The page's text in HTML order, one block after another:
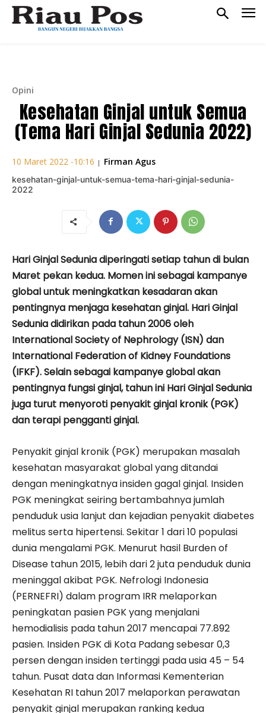
Opini
Kesehatan Ginjal untuk Semua
(Tema Hari Ginjal Sedunia 2022)
10 Maret 2022 -10:16 | Firman Agus
kesehatan-ginjal-untuk-semua-tema-hari-ginjal-sedunia-
2022
Hari Ginjal Sedunia diperingati setiap tahun di bulan
Maret pekan kedua. Momen ini sebagai kampanye
global untuk meningkatkan kesadaran akan
pentingnya menjaga kesehatan ginjal. Hari Ginjal
Sedunia didirikan pada tahun 2006 oleh
International Society of Nephrology (ISN) dan
International Federation of Kidney Foundations
(IFKF). Selain sebagai kampanye global akan
pentingnya fungsi ginjal, tahun ini Hari Ginjal Sedunia
juga turut menyoroti penyakit ginjal kronik (PGK)
dan terapi pengganti ginjal.
Penyakit ginjal kronik (PGK) merupakan masalah
kesehatan masyarakat global yang ditandai
dengan meningkatnya insiden gagal ginjal. Insiden
PGK meningkat seiring bertambahnya jumlah
penduduk usia lanjut dan kejadian penyakit diabetes
melitus serta hipertensi. Sekitar 1 dari 10 populasi
dunia mengalami PGK. Menurut hasil Burden of
Disease tahun 2015, lebih dari 2 juta penduduk dunia
meninggal akibat PGK. Nefrologi Indonesia
(PERNEFRI) dalam program IRR melaporkan
peningkatan pasien PGK yang menjalani
hemodialisis pada tahun 2017 mencapai 77.892
pasien. Insiden PGK di Kota Padang sebesar 0,3
persen dengan insiden tertinggi pada usia 45 – 54
tahun. Pusat data dan Informasi Kementerian
Kesehatan RI tahun 2017 melaporkan perawatan
penyakit ginjal merupakan ranking kedua